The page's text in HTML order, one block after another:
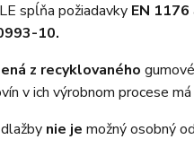
spĺňa požiadavky EN 1176
10.
z recyklovaného
v ich výrobnom procese
nie je možný osobný